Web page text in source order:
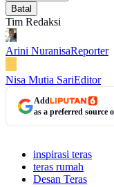
Batal
Tim Redaksi
Arini NuranisaReporter
Nisa Mutia SariEditor
Add
as a preferred source
inspirasi teras
teras rumah
Desan Teras